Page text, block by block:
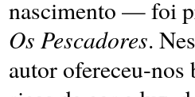
nascimento — foi
Os Pescadores.
autor ofereceu-nos